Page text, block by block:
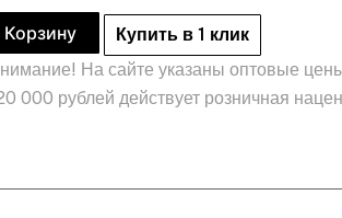
Корзину
Купить в 1 клик
На сайте указаны оптовые
000 рублей действует розничная